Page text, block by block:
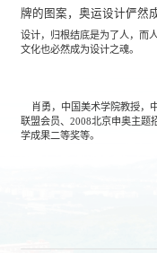
牌的图案，奥运设计俨然
设计，归根结底是为了人，而
文化也必然成为设计之魂。
肖勇，中国美术学院教授，
联盟会员、2008北京申奥主题
学成果二等奖等。